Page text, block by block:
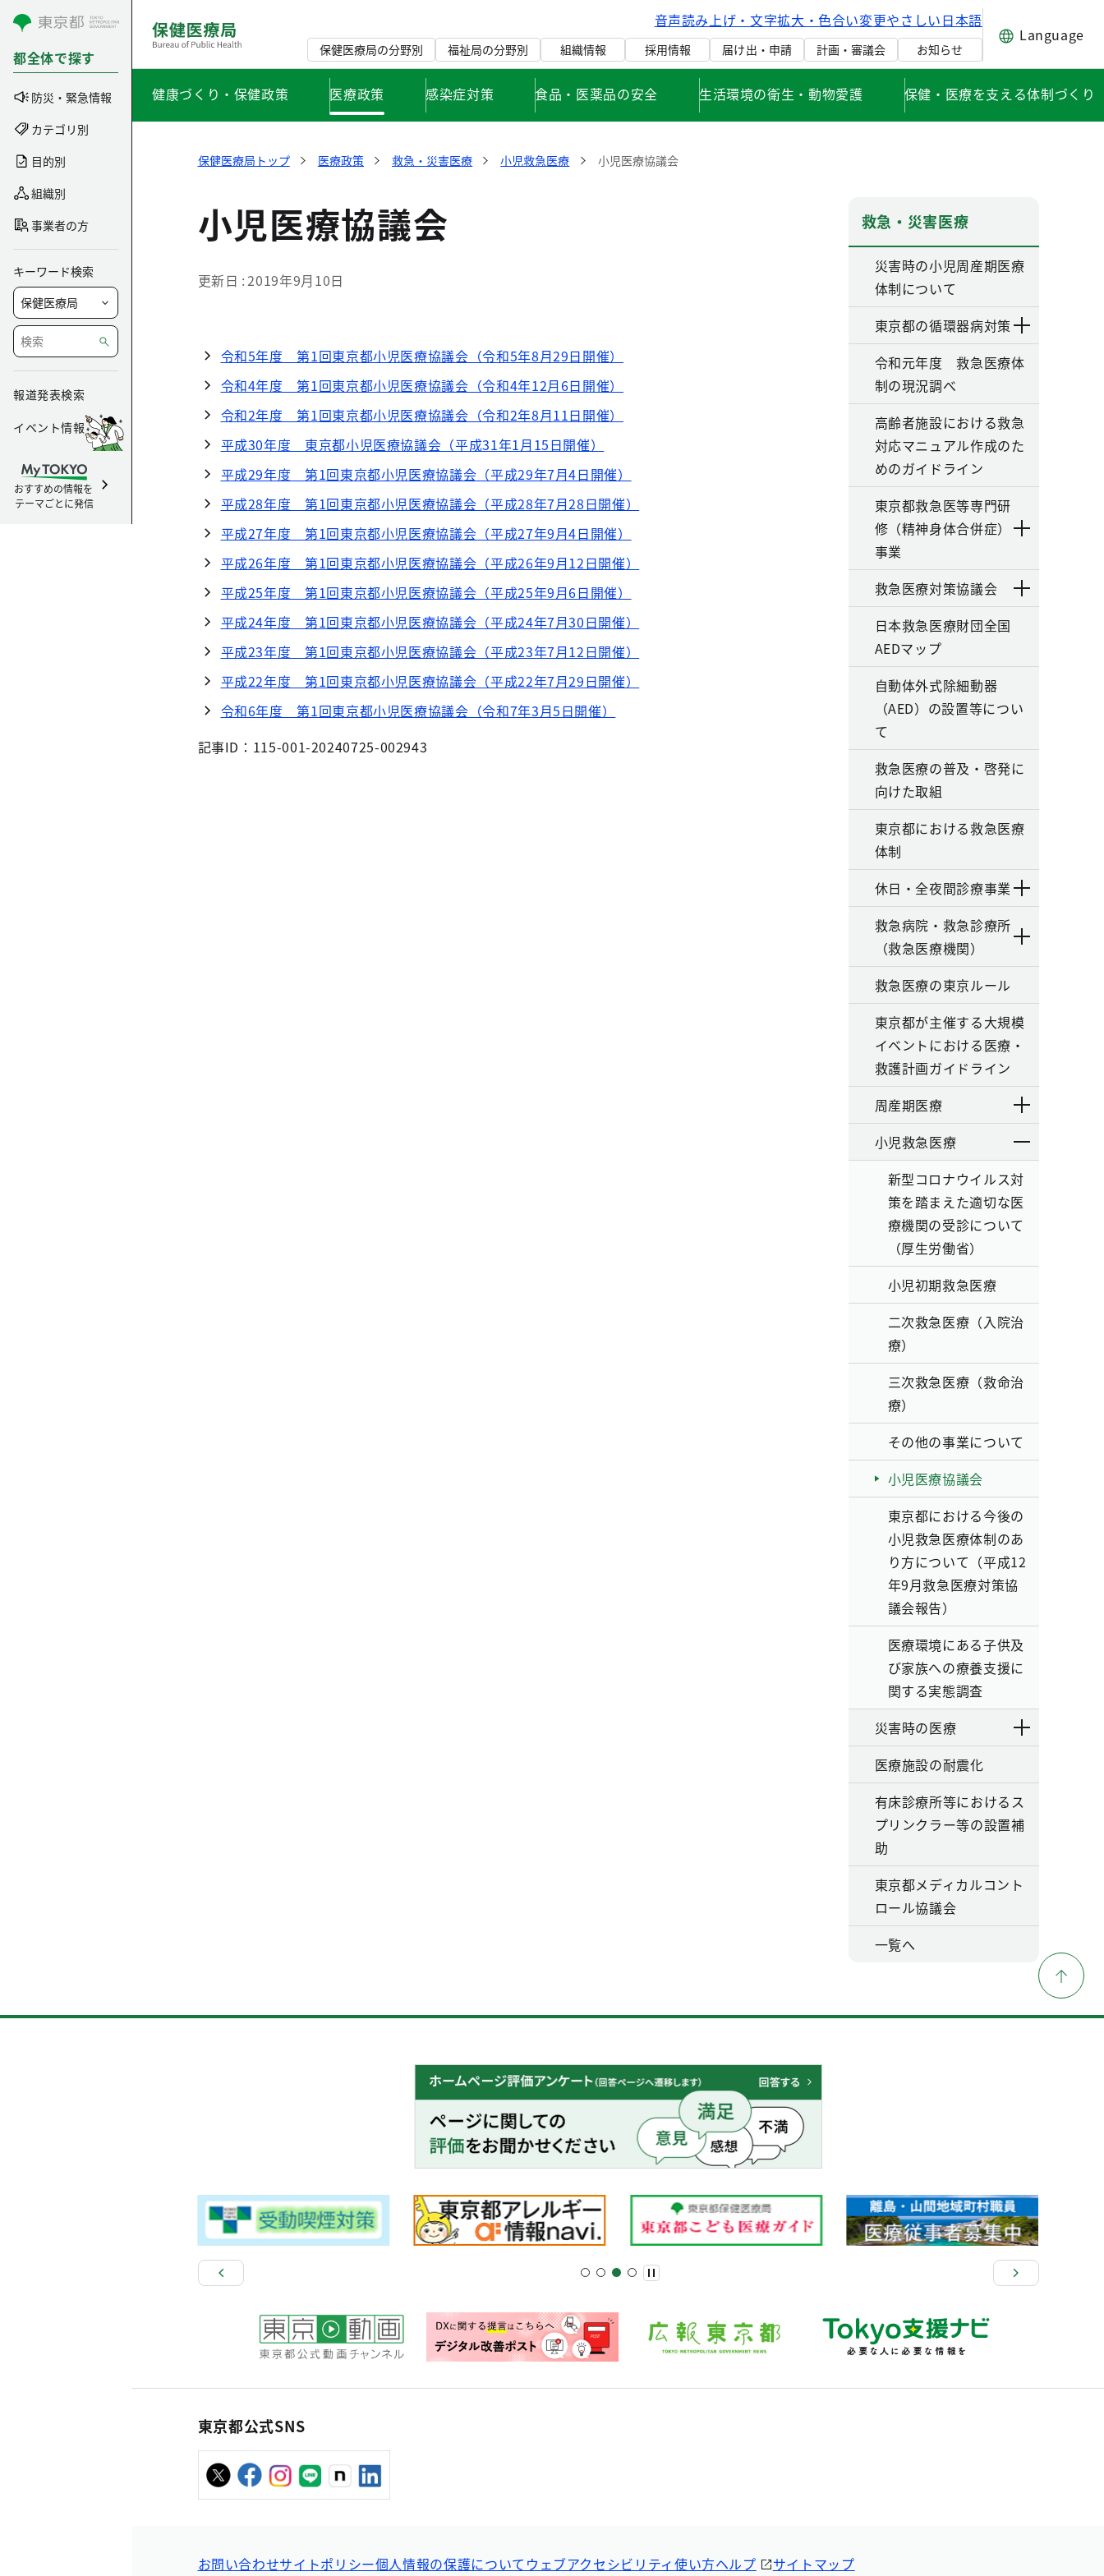
コンテンツにスキップ
都全体で探す
防災・緊急情報
カテゴリ別
目的別
組織別
事業者の方
キーワード検索
報道発表検索
イベント情報
おすすめの情報を
テーマごとに発信
音声読み上げ・文字拡大・色合い変更やさしい日本語
保健医療局の分野別 福祉局の分野別 組織情報 採用情報 届け出・申請 計画・審議会 お知らせ
Language
健康づくり・保健政策 医療政策 感染症対策 食品・医薬品の安全 生活環境の衛生・動物愛護 保健・医療を支える体制づくり
保健医療局トップ 医療政策 救急・災害医療 小児救急医療 小児医療協議会
小児医療協議会
更新日 2019年9月10日
令和5年度 第1回東京都小児医療協議会（令和5年8月29日開催）
令和4年度 第1回東京都小児医療協議会（令和4年12月6日開催）
令和2年度 第1回東京都小児医療協議会（令和2年8月11日開催）
平成30年度 東京都小児医療協議会（平成31年1月15日開催）
平成29年度 第1回東京都小児医療協議会（平成29年7月4日開催）
平成28年度 第1回東京都小児医療協議会（平成28年7月28日開催）
平成27年度 第1回東京都小児医療協議会（平成27年9月4日開催）
平成26年度 第1回東京都小児医療協議会（平成26年9月12日開催）
平成25年度 第1回東京都小児医療協議会（平成25年9月6日開催）
平成24年度 第1回東京都小児医療協議会（平成24年7月30日開催）
平成23年度 第1回東京都小児医療協議会（平成23年7月12日開催）
平成22年度 第1回東京都小児医療協議会（平成22年7月29日開催）
令和6年度 第1回東京都小児医療協議会（令和7年3月5日開催）
記事ID：115-001-20240725-002943
救急・災害医療
災害時の小児周産期医療
体制について
東京都の循環器病対策
令和元年度 救急医療体
制の現況調べ
高齢者施設における救急
対応マニュアル作成のた
めのガイドライン
東京都救急医等専門研
修（精神身体合併症）
事業
救急医療対策協議会
日本救急医療財団全国
AEDマップ
自動体外式除細動器
（AED）の設置等につい
て
救急医療の普及・啓発に
向けた取組
東京都における救急医療
体制
休日・全夜間診療事業
救急病院・救急診療所
（救急医療機関）
救急医療の東京ルール
東京都が主催する大規模
イベントにおける医療・
救護計画ガイドライン
周産期医療
小児救急医療
新型コロナウイルス対
策を踏まえた適切な医
療機関の受診について
（厚生労働省）
小児初期救急医療
二次救急医療（入院治
療）
三次救急医療（救命治
療）
その他の事業について
小児医療協議会
東京都における今後の
小児救急医療体制のあ
り方について（平成12
年9月救急医療対策協
議会報告）
医療環境にある子供及
び家族への療養支援に
関する実態調査
災害時の医療
医療施設の耐震化
有床診療所等におけるス
プリンクラー等の設置補
助
東京都メディカルコント
ロール協議会
一覧へ
東京都公式SNS
お問い合わせサイトポリシー個人情報の保護についてウェブアクセシビリティ使い方ヘルプ サイトマップ